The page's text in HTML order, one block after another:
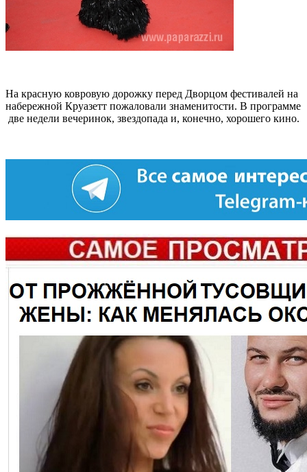
На красную ковровую дорожку перед Дворцом фестивалей на
набережной Круазетт пожаловали знаменитости. В программе
две недели вечеринок, звездопада и, конечно, хорошего кино.